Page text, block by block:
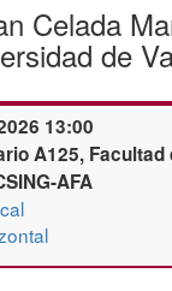
Celada
de
13:00
A125, Facultad
AFA